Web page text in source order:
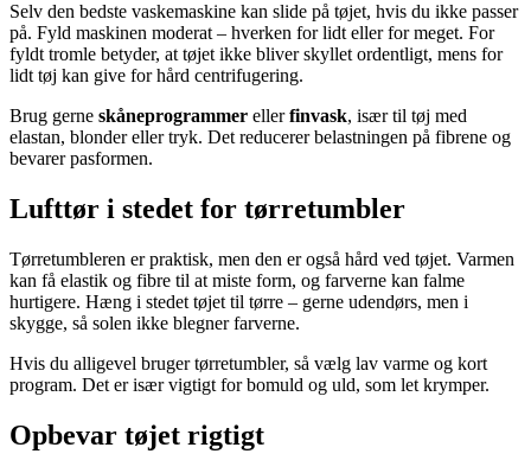
Selv den bedste vaskemaskine kan slide på tøjet, hvis du ikke passer
på. Fyld maskinen moderat – hverken for lidt eller for meget. For
fyldt tromle betyder, at tøjet ikke bliver skyllet ordentligt, mens for
lidt tøj kan give for hård centrifugering.
Brug gerne skåneprogrammer ellerfinvask, især til tøj med
elastan, blonder eller tryk. Det reducerer belastningen på fibrene og
bevarer pasformen.
Lufttør i stedet for tørretumbler
Tørretumbleren er praktisk, men den er også hård ved tøjet. Varmen
kan få elastik og fibre til at miste form, og farverne kan falme
hurtigere. Hæng i stedet tøjet til tørre – gerne udendørs, men i
skygge, så solen ikke blegner farverne.
Hvis du alligevel bruger tørretumbler, så vælg lav varme og kort
program. Det er især vigtigt for bomuld og uld, som let krymper.
Opbevar tøjet rigtigt